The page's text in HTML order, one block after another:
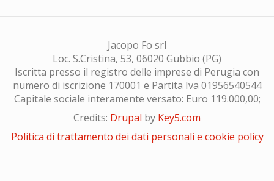
Jacopo Fo srl
Loc. S.Cristina, 53, 06020 Gubbio (PG)
Iscritta presso il registro delle imprese di Perugia con
numero di iscrizione 170001 e Partita Iva 01956540544
Capitale sociale interamente versato: Euro 119.000,00;
Credits: Drupal by Key5.com
Politica di trattamento dei dati personali e cookie policy